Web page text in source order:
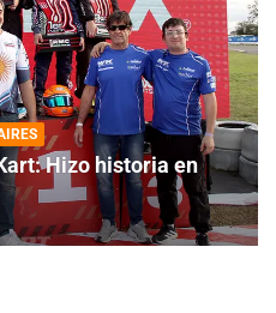
Hizo historia en